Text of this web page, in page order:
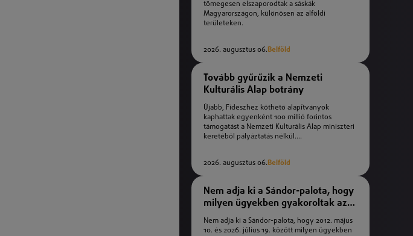
tömegesen elszaporodtak a sáskák
Magyarországon, különösen az alföldi
területeken.
2026. augusztus 06.Belföld
Tovább gyűrűzik a Nemzeti
Kulturális Alap botrány
Újabb, Fideszhez köthető alapítványok
kaphattak egyenként 100 millió forintos
támogatást a Nemzeti Kulturális Alap miniszteri
keretéből pályáztatás nélkül....
2026. augusztus 06.Belföld
Nem adja ki a Sándor-palota, hogy
milyen ügyekben gyakoroltak az
államfők kegyelmet
Nem adja ki a Sándor-palota, hogy 2012. május
10. és 2026. július 19. között milyen ügyekben